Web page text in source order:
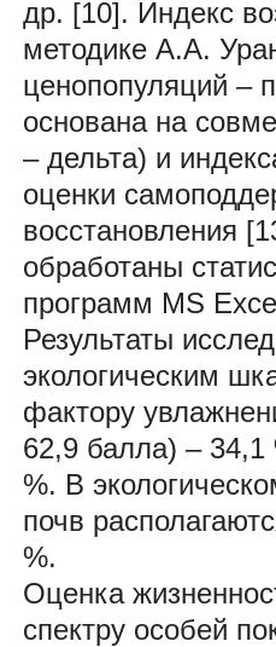
др. [10]. Индекс
методике А.А.
ценопопуляций –
основана на
– дельта) и
оценки
восстановления
обработаны
программ MS
Результаты
экологическим
фактору
62,9 балла) – 34,1
%. В
почв
%.
Оценка
спектру особей